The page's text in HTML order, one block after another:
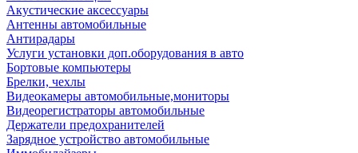
Акустические аксессуары
Антенны автомобильные
Антирадары
Услуги установки доп.оборудования в авто
Бортовые компьютеры
Брелки, чехлы
Видеокамеры автомобильные,мониторы
Видеорегистраторы автомобильные
Держатели предохранителей
Зарядное устройство автомобильные